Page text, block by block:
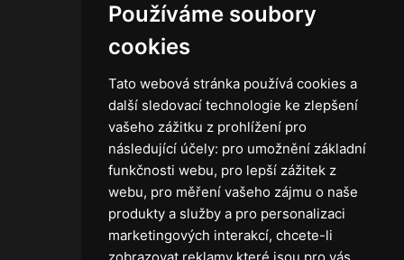
Používáme soubory
cookies
Tato webová stránka používá cookies a
další sledovací technologie ke zlepšení
vašeho zážitku z prohlížení pro
následující účely: pro umožnění základní
funkčnosti webu, pro lepší zážitek z
webu, pro měření vašeho zájmu o naše
produkty a služby a pro personalizaci
marketingových interakcí, chcete-li
Technika
Světla
Příslušenství ke světlům
Osvětlovací technika GRIP
Baterie
Stativy
Lighting control
Ostatní